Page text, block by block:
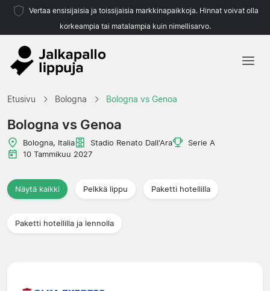
Vertaa ensisijaisia ja toissijaisia markkinapaikkoja. Hinnat voivat olla
korkeampia tai matalampia kuin nimellisarvo.
Etusivu Bologna Bologna vs Genoa
Bologna vs Genoa
Bologna, Italia Stadio Renato Dall'Ara
Serie A
10 Tammikuu 2027
Näytä kaikki Pelkkä lippu Paketti hotellilla
Paketti hotellilla ja lennolla